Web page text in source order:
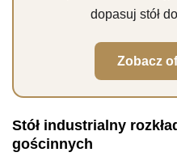
dopasuj stół
Zobacz
Stół industrialny
gościnnych